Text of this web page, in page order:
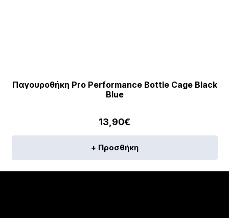
Παγουροθήκη Pro Performance Bottle Cage Black
Blue
13,90€
+ Προσθήκη